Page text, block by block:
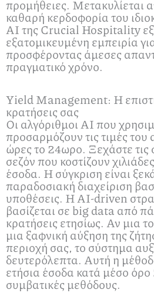
προμήθειες. Μετακυλίεται
καθαρή κερδοφορία του
AI της Crucial Hospitality
εξατομικευμένη εμπειρία
προσφέροντας άμεσες
πραγματικό χρόνο.
Yield Management: Η
κρατήσεις σας
Οι αλγόριθμοι AI που
προσαρμόζουν τις τιμές του
ώρες το 24ωρο. Ξεχάστε τις
σεζόν που κοστίζουν
έσοδα. Η σύγκριση είναι
παραδοσιακή διαχείριση
υποθέσεις. Η AI-driven
βασίζεται σε big data από
κρατήσεις ετησίως. Αν μια
μια ξαφνική αύξηση της
περιοχή σας, το σύστημα
δευτερόλεπτα. Αυτή η
ετήσια έσοδα κατά μέσο όρο
συμβατικές μεθόδους.